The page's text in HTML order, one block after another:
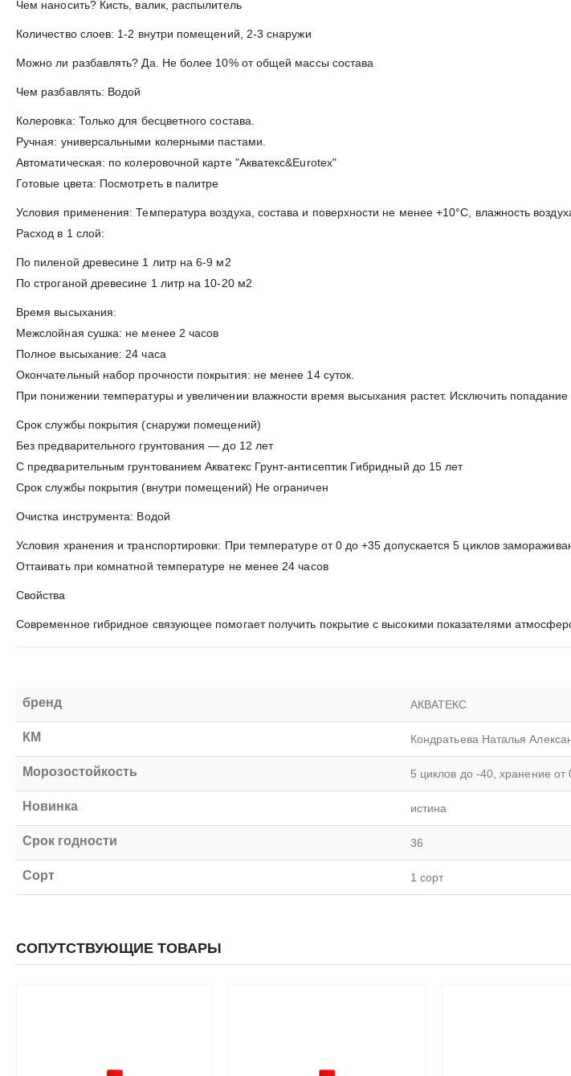
Чем наносить? Кисть, валик, распылитель
Количество слоев: 1-2 внутри помещений, 2-3 снаружи
Можно ли разбавлять? Да. Не более 10% от общей массы состава
Чем разбавлять: Водой
Колеровка: Только для бесцветного состава.
Ручная: универсальными колерными пастами.
Автоматическая: по колеровочной карте "Акватекс&Eurotex"
Готовые цвета: Посмотреть в палитре
Условия применения: Температура воздуха, состава и поверхности не менее +10°C, влажность
Расход в 1 слой:
По пиленой древесине 1 литр на 6-9 м2
По строганой древесине 1 литр на 10-20 м2
Время высыхания:
Межслойная сушка: не менее 2 часов
Полное высыхание: 24 часа
Окончательный набор прочности покрытия: не менее 14 суток.
При понижении температуры и увеличении влажности время высыхания растет. Исключить
Срок службы покрытия (снаружи помещений)
Без предварительного грунтования — до 12 лет
С предварительным грунтованием Акватекс Грунт-антисептик Гибридный до 15 лет
Срок службы покрытия (внутри помещений) Не ограничен
Очистка инструмента: Водой
Условия хранения и транспортировки: При температуре от 0 до +35 допускается 5 циклов
Оттаивать при комнатной температуре не менее 24 часов
Свойства
Современное гибридное связующее помогает получить покрытие с высокими показателями
бренд АКВАТЕКС
КМ Кондратьева Наталья
Морозостойкость 5 циклов до -40, хранение от
Новинка истина
Срок годности 36
Сорт 1 сорт
СОПУТСТВУЮЩИЕ ТОВАРЫ